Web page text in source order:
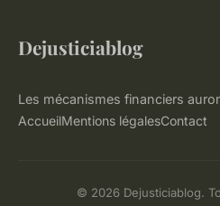
Dejusticiablog
Les mécanismes financiers
AccueilMentions légalesContact
© 2026 Dejusticiablog.